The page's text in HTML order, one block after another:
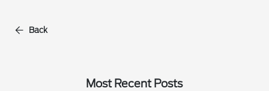
Back
Most Recent Posts